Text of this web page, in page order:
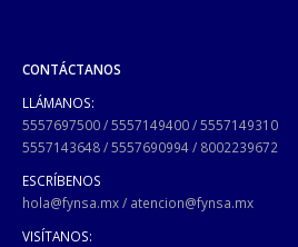
CONTÁCTANOS
LLÁMANOS:
5557697500/5557149400/5557149310
5557143648/5557690994/ 8002239672
ESCRÍBENOS
hola@fynsa.mx/ atencion@fynsa.mx
VISÍTANOS: